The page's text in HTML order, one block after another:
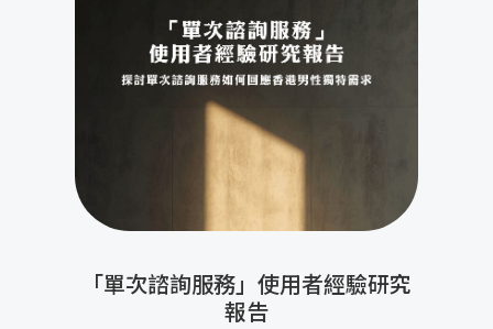
「單次諮詢服務」使用者經驗研究
報告